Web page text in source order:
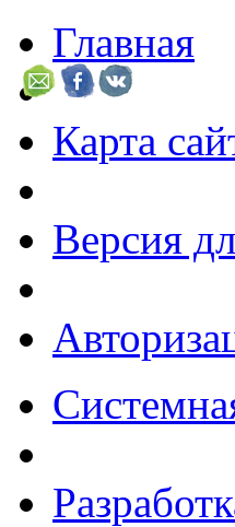
Главная
Карта
Версия